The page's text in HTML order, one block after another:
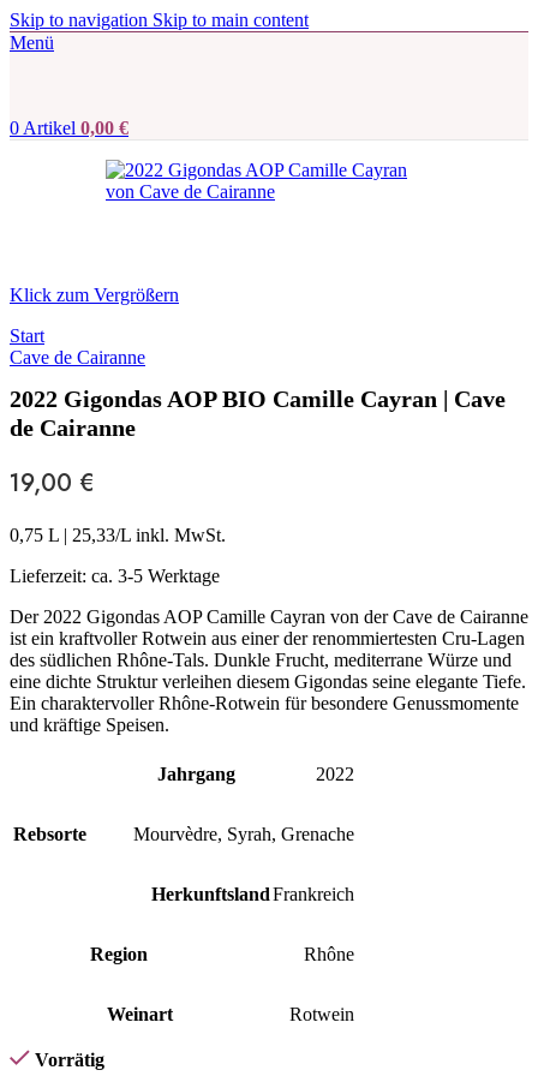
Skip to navigation Skip to main content
Menü
0 Artikel 0,00 €
Klick zum Vergrößern
Start
Cave de Cairanne
2022 Gigondas AOP BIO Camille Cayran | Cave
de Cairanne
19,00 €
0,75 L | 25,33/L inkl. MwSt.
Lieferzeit: ca. 3-5 Werktage
Der 2022 Gigondas AOP Camille Cayran von der Cave de Cairanne
ist ein kraftvoller Rotwein aus einer der renommiertesten Cru-Lagen
des südlichen Rhône-Tals. Dunkle Frucht, mediterrane Würze und
eine dichte Struktur verleihen diesem Gigondas seine elegante Tiefe.
Ein charaktervoller Rhône-Rotwein für besondere Genussmomente
und kräftige Speisen.
Jahrgang 2022
Rebsorte Mourvèdre, Syrah, Grenache
HerkunftslandFrankreich
Region Rhône
Weinart Rotwein
Vorrätig